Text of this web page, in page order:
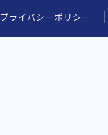
プライバシーポリシー